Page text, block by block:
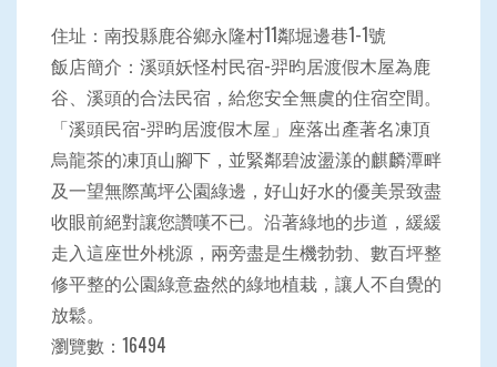
住址：南投縣鹿谷鄉永隆村11鄰堀邊巷1-1號
飯店簡介：溪頭妖怪村民宿-羿昀居渡假木屋為鹿
谷、溪頭的合法民宿，給您安全無虞的住宿空間。
「溪頭民宿-羿昀居渡假木屋」座落出產著名凍頂
烏龍茶的凍頂山腳下，並緊鄰碧波盪漾的麒麟潭畔
及一望無際萬坪公園綠邊，好山好水的優美景致盡
收眼前絕對讓您讚嘆不已。沿著綠地的步道，緩緩
走入這座世外桃源，兩旁盡是生機勃勃、數百坪整
修平整的公園綠意盎然的綠地植栽，讓人不自覺的
放鬆。
瀏覽數：16494